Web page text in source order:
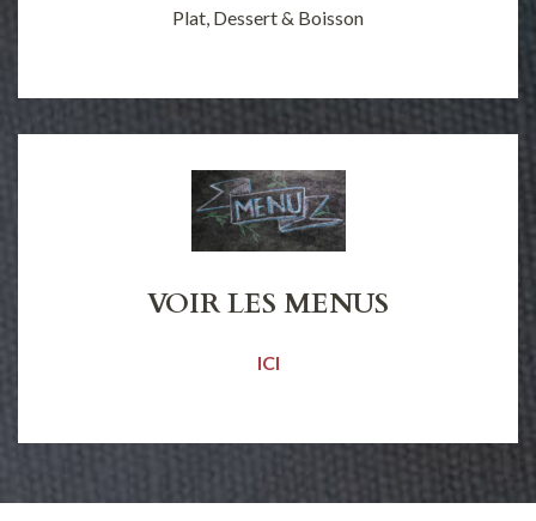
Plat, Dessert & Boisson
VOIR LES MENUS
ICI